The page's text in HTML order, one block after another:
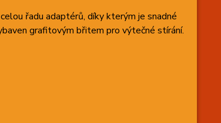
řadu adaptérů, díky kterým je snadné
grafitovým břitem pro výtečné stírání.